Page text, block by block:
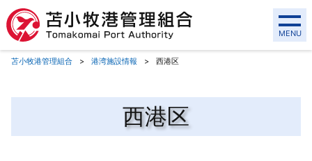
MENU
苫小牧港管理組合 港湾施設情報 西港区
西港区